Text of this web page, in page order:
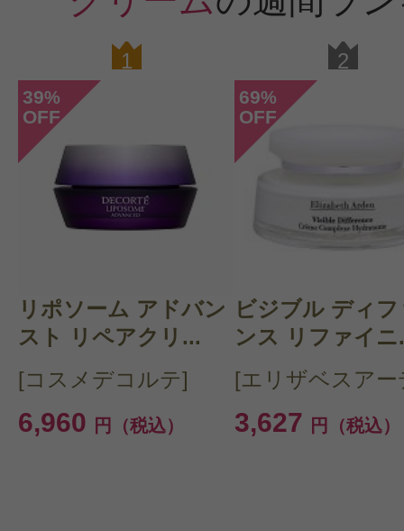
1
39%
OFF
リポソーム アドバン
スト リペアクリ...
[コスメデコルテ]
6,960 円（税込）
2
69%
OFF
ビジブル ディ
ンス リファイニ
[エリザベスアー
3,627 円（税込）